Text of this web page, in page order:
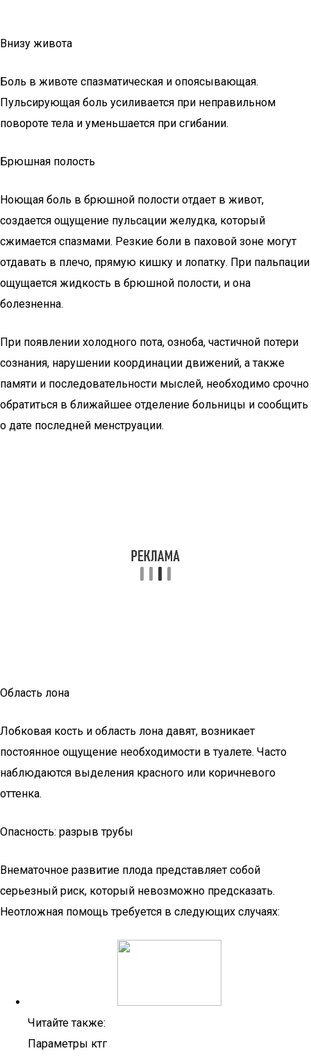
Внизу живота
Боль в животе спазматическая и опоясывающая.
Пульсирующая боль усиливается при неправильном
повороте тела и уменьшается при сгибании.
Брюшная полость
Ноющая боль в брюшной полости отдает в живот,
создается ощущение пульсации желудка, который
сжимается спазмами. Резкие боли в паховой зоне могут
отдавать в плечо, прямую кишку и лопатку. При пальпации
ощущается жидкость в брюшной полости, и она
болезненна.
При появлении холодного пота, озноба, частичной потери
сознания, нарушении координации движений, а также
памяти и последовательности мыслей, необходимо срочно
обратиться в ближайшее отделение больницы и сообщить
о дате последней менструации.
Область лона
Лобковая кость и область лона давят, возникает
постоянное ощущение необходимости в туалете. Часто
наблюдаются выделения красного или коричневого
оттенка.
Опасность: разрыв трубы
Внематочное развитие плода представляет собой
серьезный риск, который невозможно предсказать.
Неотложная помощь требуется в следующих случаях:
Читайте также:
Параметры ктг